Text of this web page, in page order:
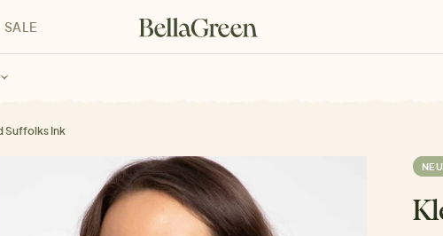
für Kinder
SALE
Suffolks Ink
NEU